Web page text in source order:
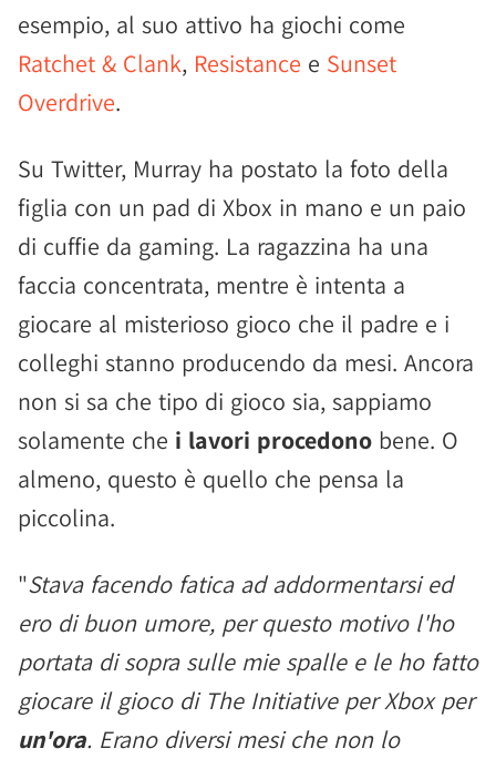
esempio, al suo attivo ha giochi come
Ratchet & Clank, Resistance e Sunset
Overdrive.
Su Twitter, Murray ha postato la foto della
figlia con un pad di Xbox in mano e un paio
di cuffie da gaming. La ragazzina ha una
faccia concentrata, mentre è intenta a
giocare al misterioso gioco che il padre e i
colleghi stanno producendo da mesi. Ancora
non si sa che tipo di gioco sia, sappiamo
solamente che i lavori procedono bene. O
almeno, questo è quello che pensa la
piccolina.
"Stava facendo fatica ad addormentarsi ed
ero di buon umore, per questo motivo l'ho
portata di sopra sulle mie spalle e le ho fatto
giocare il gioco di The Initiative per Xbox per
un'ora. Erano diversi mesi che non lo